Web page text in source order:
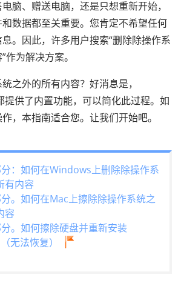
脑、赠送电脑，还是只想重新开始，
数据都至关重要。您肯定不希望任何
。因此，许多用户搜索“删除除操作系
为解决方案。
之外的所有内容？好消息是，
供了内置功能，可以简化此过程。如
，本指南适合您。让我们开始吧。
：如何在Windows上删除除操作系
有内容
。如何在Mac上擦除除操作系统之
容
。如何擦除硬盘并重新安装
无法恢复）